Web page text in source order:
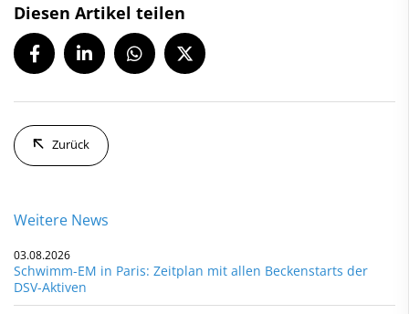
Diesen Artikel teilen
Zurück
Weitere News
03.08.2026
Schwimm-EM in Paris: Zeitplan mit allen Beckenstarts der
DSV-Aktiven